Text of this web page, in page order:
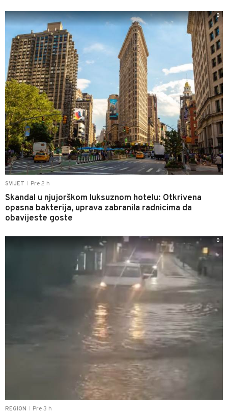
SVIJET Pre 2 h
Skandal u njujorškom luksuznom hotelu: Otkrivena
opasna bakterija, uprava zabranila radnicima da
obavijeste goste
0
REGION Pre 3 h
0